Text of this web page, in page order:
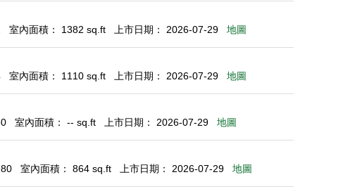
室內面積： 1382 sq.ft 上市日期： 2026-07-29 地圖
室內面積： 1110 sq.ft 上市日期： 2026-07-29 地圖
室內面積： -- sq.ft 上市日期： 2026-07-29 地圖
室內面積： 864 sq.ft 上市日期： 2026-07-29 地圖